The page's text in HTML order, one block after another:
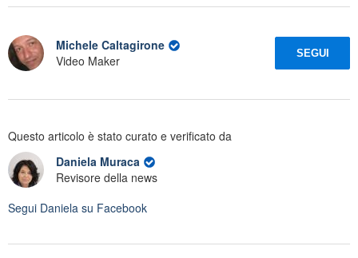
Michele Caltagirone
Video Maker
SEGUI
Questo articolo è stato curato e verificato da
Daniela Muraca
Revisore della news
Segui Daniela su Facebook